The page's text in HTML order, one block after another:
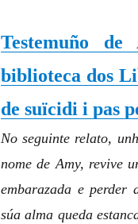
Testemuño
biblioteca dos
de suïcidi i pas
No seguinte relato,
nome de Amy, revive
embarazada e
súa alma queda